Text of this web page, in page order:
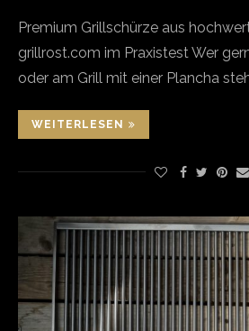
Premium Grillschürze aus
grillrost.com im Praxistest Wer
oder am Grill mit einer Plancha
WEITERLESEN